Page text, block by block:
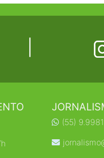
(55)